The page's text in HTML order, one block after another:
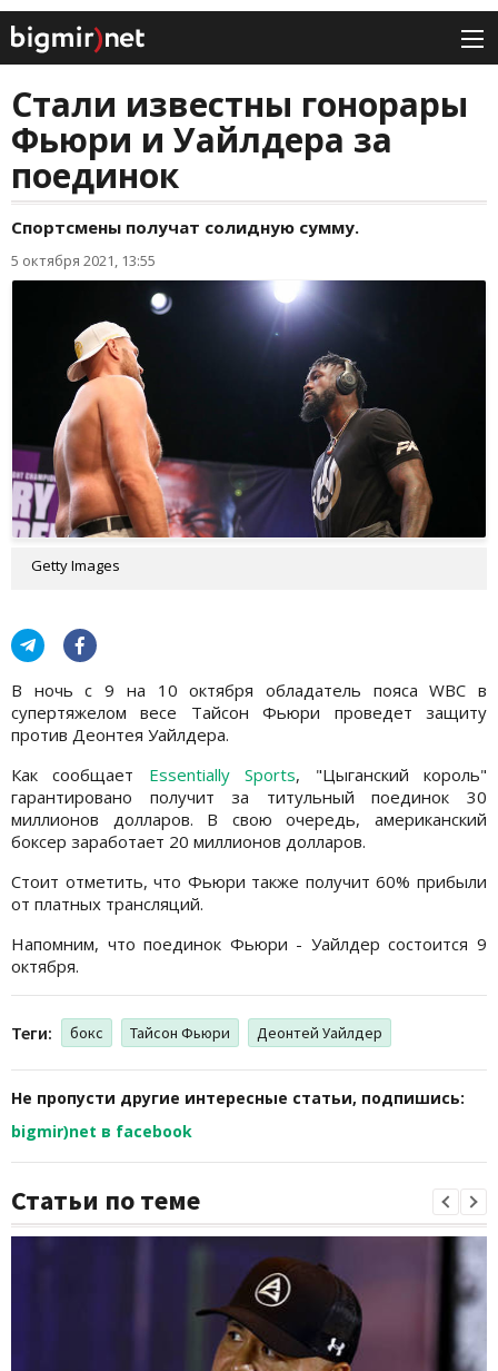
Стали известны гонорары
Фьюри и Уайлдера за
поединок
Спортсмены получат солидную сумму.
5 октября 2021, 13:55
Getty Images
В ночь с 9 на 10 октября обладатель пояса WBC в
супертяжелом весе Тайсон Фьюри проведет защиту
против Деонтея Уайлдера.
Как сообщает Essentially Sports, "Цыганский король"
гарантировано получит за титульный поединок 30
миллионов долларов. В свою очередь, американский
боксер заработает 20 миллионов долларов.
Стоит отметить, что Фьюри также получит 60% прибыли
от платных трансляций.
Напомним, что поединок Фьюри - Уайлдер состоится 9
октября.
Теги: бокс Тайсон Фьюри Деонтей Уайлдер
Не пропусти другие интересные статьи, подпишись:
bigmir)net в facebook
Статьи по теме